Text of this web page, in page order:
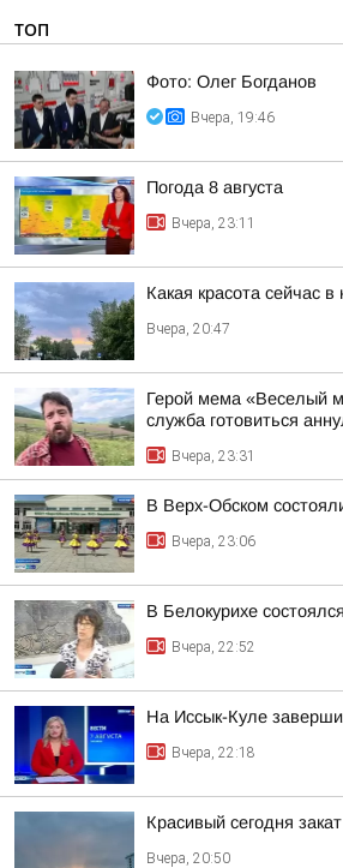
ТОП
Фото: Олег Богданов
Вчера, 19:46
Погода 8 августа
Вчера, 23:11
Какая красота сейчас в
Вчера, 20:47
Герой мема «Веселый
служба готовиться
Вчера, 23:31
В Верх-Обском
Вчера, 23:06
В Белокурихе
Вчера, 22:52
На Иссык-Куле
Вчера, 22:18
Красивый сегодня
Вчера, 20:50